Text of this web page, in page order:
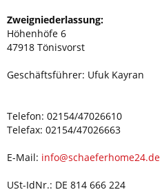
Zweigniederlassung:
Höhenhöfe 6
47918 Tönisvorst
Geschäftsführer: Ufuk Kayran
Telefon: 02154/47026610
Telefax: 02154/47026663
E-Mail: info@schaeferhome24.de
USt-IdNr.: DE 814 666 224